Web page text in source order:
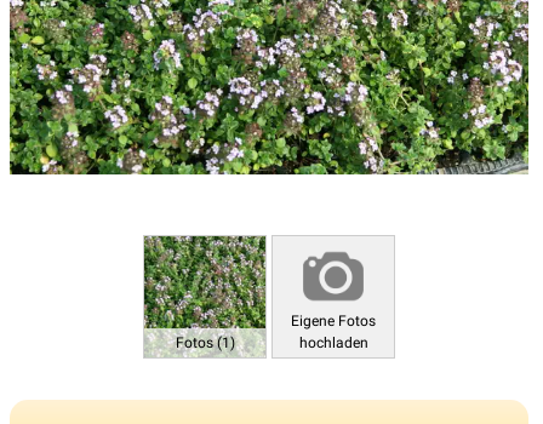
Fotos (1)
Eigene Fotos
hochladen